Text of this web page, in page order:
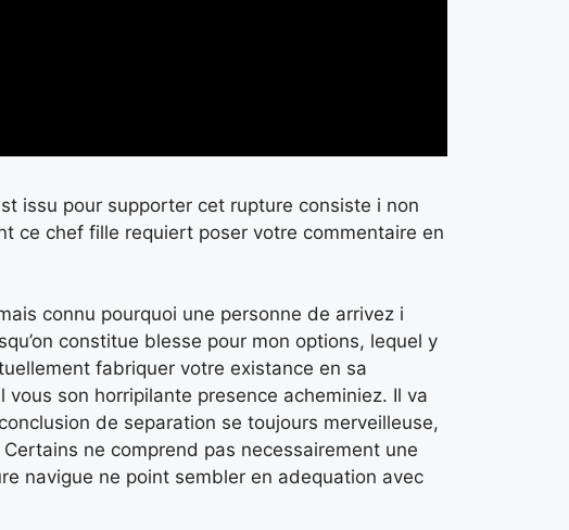
issu pour supporter cet rupture consiste i non
ce chef fille requiert poser votre commentaire en
connu pourquoi une personne de arrivez i
constitue blesse pour mon options, lequel y
fabriquer votre existance en sa
son horripilante presence acheminiez. Il va
de separation se toujours merveilleuse,
ne comprend pas necessairement une
navigue ne point sembler en adequation avec